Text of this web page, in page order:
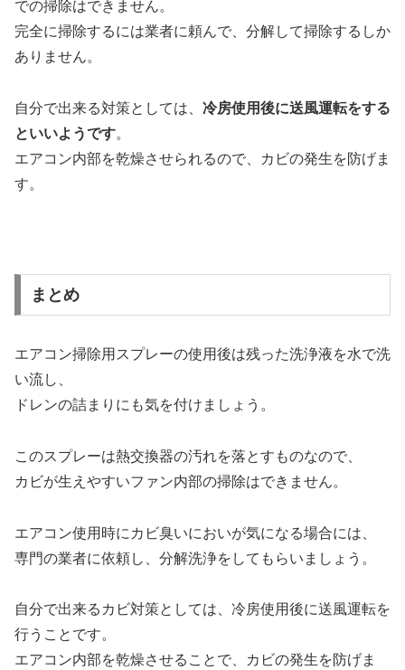
での掃除はできません。
完全に掃除するには業者に頼んで、分解して掃除するしか
ありません。
自分で出来る対策としては、 冷房使用後に送風運転をする
といいようです。
エアコン内部を乾燥させられるので、カビの発生を防げま
す。
まとめ
エアコン掃除用スプレーの使用後は残った洗浄液を水で洗
い流し、
ドレンの詰まりにも気を付けましょう。
このスプレーは熱交換器の汚れを落とすものなので、
カビが生えやすいファン内部の掃除はできません。
エアコン使用時にカビ臭いにおいが気になる場合には、
専門の業者に依頼し、分解洗浄をしてもらいましょう。
自分で出来るカビ対策としては、冷房使用後に送風運転を
行うことです。
エアコン内部を乾燥させることで、カビの発生を防げま